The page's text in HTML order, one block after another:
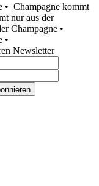
• Champagne kommt
nur aus der
Champagne •
•
Newsletter